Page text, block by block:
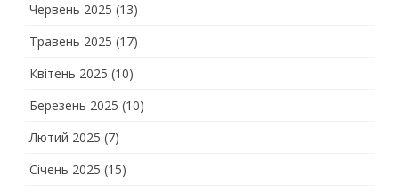
Червень 2025 (13)
Травень 2025 (17)
Квітень 2025 (10)
Березень 2025 (10)
Лютий 2025 (7)
Січень 2025 (15)